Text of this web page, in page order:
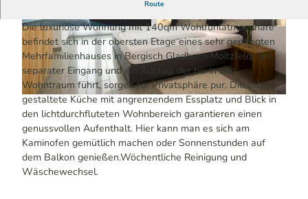
© Malerwinkel Hotel , Stephan Geigerde
© Malerwinkel Hotel © Malerwinkel Hotel
Route
Wenn Sie mehr als eine Unterkunft suchen.
Die luxuriöse Wohnung mit 140qm Wohlfühlatmosphäre
befindet sich in der obersten Etage eines sehr gepflegten
Mehrfamilienhauses in Bergisch Gladbach Moitzfeld. Ein
separater Eingang und ein Aufzug, der bis in den
Wohntraum führt, sorgen für Privatsphäre pur. Die offen
gestaltete Küche mit angrenzendem Essplatz und Blick in
den lichtdurchfluteten Wohnbereich garantieren einen
genussvollen Aufenthalt. Hier kann man es sich am
Kaminofen gemütlich machen oder Sonnenstunden auf
dem Balkon genießen.Wöchentliche Reinigung und
Wäschewechsel.